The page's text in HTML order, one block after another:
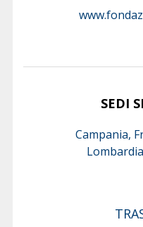
SEDI
Campania,